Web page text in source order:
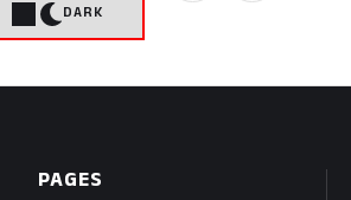
DARK
PAGES